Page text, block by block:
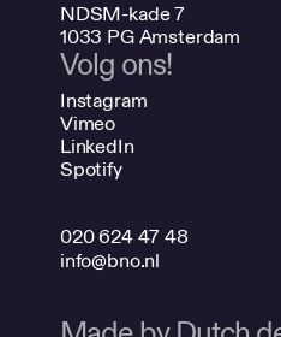
NDSM-kade 7
1033 PG Amsterdam
Volg ons!
Instagram
Vimeo
LinkedIn
Spotify
020 624 47 48
info@bno.nl